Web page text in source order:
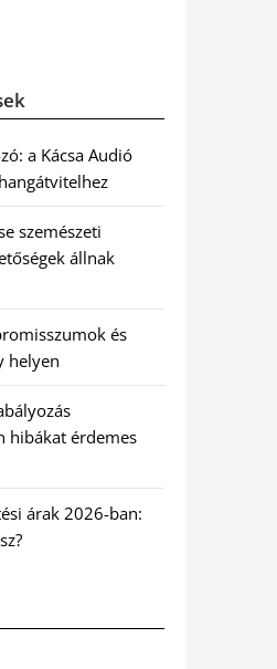
a Kácsa Audió
szemészeti
állnak
és
helyen
hibákat érdemes
árak 2026-ban: